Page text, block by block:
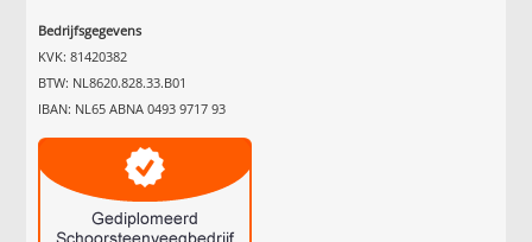
Bedrijfsgegevens
KVK: 81420382
BTW: NL8620.828.33.B01
IBAN: NL65 ABNA 0493 9717 93